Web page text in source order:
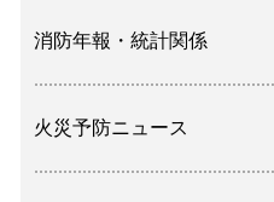
消防年報・統計関係
火災予防ニュース